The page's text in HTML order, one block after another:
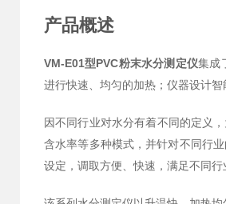
产品概述
VM-E01型PVC粉末水分测定仪集成
进行快速、均匀的加热；仪器设计
因不同行业对水分有着不同的定义
含水率等多种模式，并针对不同行
设定，调取方便、快速，满足不同